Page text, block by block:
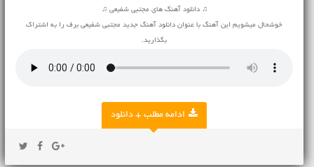
♫ دانلود آهنگ های مجتبی شفیعی ♫
خوشحال میشویم این آهنگ با عنوان دانلود آهنگ جدید مجتبی شفیعی برف را به اشتراک
بگذارید.
ادامه مطلب + دانلود